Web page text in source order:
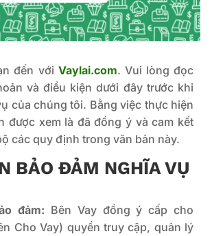
đến với Vaylai.com. Vui lòng đọc
và điều kiện dưới đây trước khi
của chúng tôi. Bằng việc thực hiện
được xem là đã đồng ý và cam kết
các quy định trong văn bản này.
BẢO ĐẢM NGHĨA VỤ
đảm: Bên Vay đồng ý cấp cho
Cho Vay) quyền truy cập, quản lý